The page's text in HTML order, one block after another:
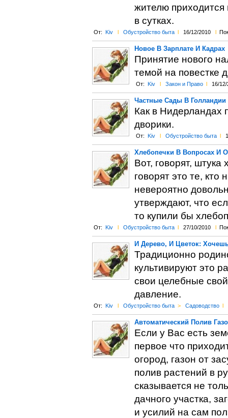
жителю приходится
в сутках.
От: Kiv l Обустройство быта l 16/12/2010 l
Новое В Зарплате И Кадрах
Принятие нового
темой на повестке
От: Kiv l Закон и Право l 16/
Частные Сады В Голландии
Как в Нидерландах
дворики.
От: Kiv l Обустройство быта l
Хлебопечки В Вопросах И
Вот, говорят,
говорят это те, кто
невероятно
утверждают, что
то купили бы
От: Kiv l Обустройство быта l 27/10/2010 l
И Дерево, И Цветок:
Традиционно
культивируют это
свои целебные
давление.
От: Kiv l Обустройство быта > Садоводство l
Автоматический Полив
Если у Вас есть
первое что
огород, газон от
полив растений в
сказывается не
дачного участка,
и усилий на сам